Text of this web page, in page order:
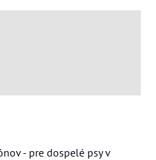
- pre dospelé psy v